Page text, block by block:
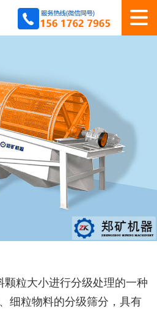
粒大小进行分级处理的一种
细粒物料的分级筛分，具有